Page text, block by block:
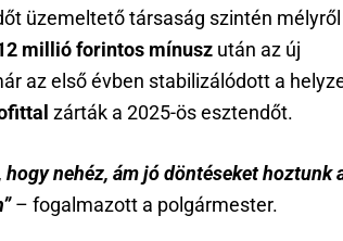
üzemeltető társaság szintén mélyről
millió forintos mínusz után az új
az első évben stabilizálódott a
zárták a 2025-ös esztendőt.
nehéz, ám jó döntéseket hoztunk
– fogalmazott a polgármester.